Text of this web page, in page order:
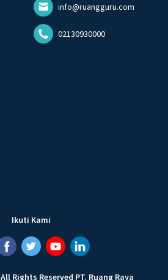
info@ruangguru.com
02130930000
Ikuti Kami
All Rights Reserved PT. Ruang Raya